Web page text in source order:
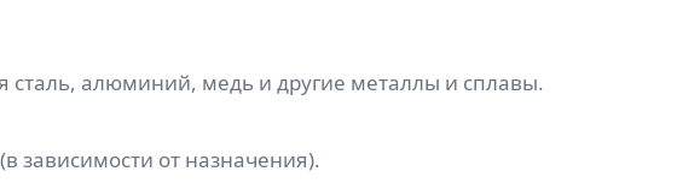
сталь, алюминий, медь и другие металлы и сплавы.
зависимости от назначения).